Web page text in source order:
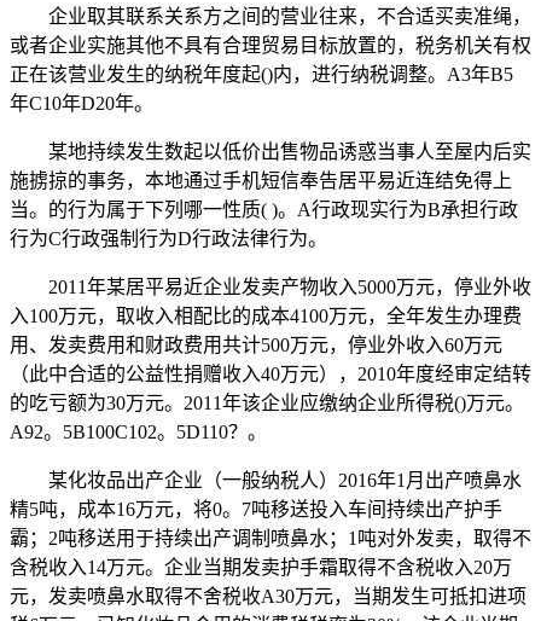
企业取其联系关系方之间的营业往来，不合适买卖准绳，
或者企业实施其他不具有合理贸易目标放置的，税务机关有权
正在该营业发生的纳税年度起()内，进行纳税调整。A3年B5
年C10年D20年。
某地持续发生数起以低价出售物品诱惑当事人至屋内后实
施掳掠的事务，本地通过手机短信奉告居平易近连结免得上
当。的行为属于下列哪一性质( )。A行政现实行为B承担行政
行为C行政强制行为D行政法律行为。
2011年某居平易近企业发卖产物收入5000万元，停业外收
入100万元，取收入相配比的成本4100万元，全年发生办理费
用、发卖费用和财政费用共计500万元，停业外收入60万元
（此中合适的公益性捐赠收入40万元），2010年度经审定结转
的吃亏额为30万元。2011年该企业应缴纳企业所得税()万元。
A92。5B100C102。5D110？。
某化妆品出产企业（一般纳税人）2016年1月出产喷鼻水
精5吨，成本16万元，将0。7吨移送投入车间持续出产护手
霸；2吨移送用于持续出产调制喷鼻水；1吨对外发卖，取得不
含税收入14万元。企业当期发卖护手霜取得不含税收入20万
元，发卖喷鼻水取得不舍税收A30万元，当期发生可抵扣进项